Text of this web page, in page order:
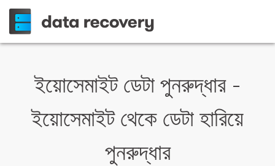
ইয়োসেমাইট ডেটা পুনরুদ্ধার -
ইয়োসেমাইট থেকে ডেটা হারিয়ে
পুনরুদ্ধার